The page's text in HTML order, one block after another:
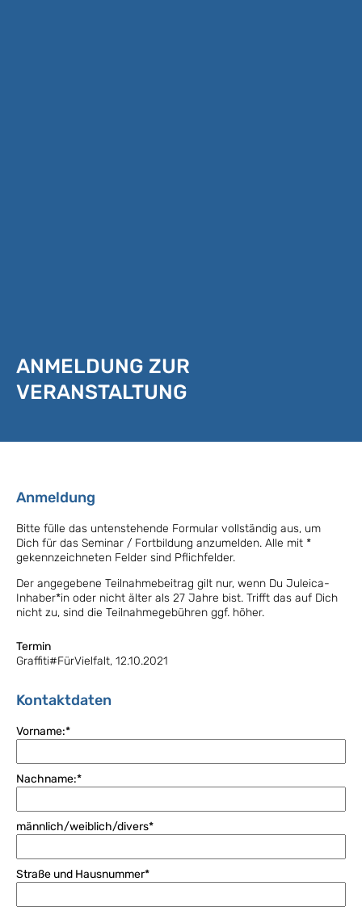
ANMELDUNG ZUR
VERANSTALTUNG
Anmeldung
Bitte fülle das untenstehende Formular vollständig aus, um
Dich für das Seminar / Fortbildung anzumelden. Alle mit *
gekennzeichneten Felder sind Pflichfelder.
Der angegebene Teilnahmebeitrag gilt nur, wenn Du Juleica-
Inhaber*in oder nicht älter als 27 Jahre bist. Trifft das auf Dich
nicht zu, sind die Teilnahmegebühren ggf. höher.
Termin
Graffiti#FürVielfalt, 12.10.2021
Kontaktdaten
Vorname:*
Nachname:*
männlich/weiblich/divers*
Straße und Hausnummer*